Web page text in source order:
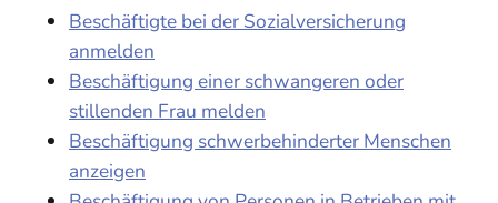
Beschäftigte bei der Sozialversicherung
anmelden
Beschäftigung einer schwangeren oder
stillenden Frau melden
Beschäftigung schwerbehinderter Menschen
anzeigen